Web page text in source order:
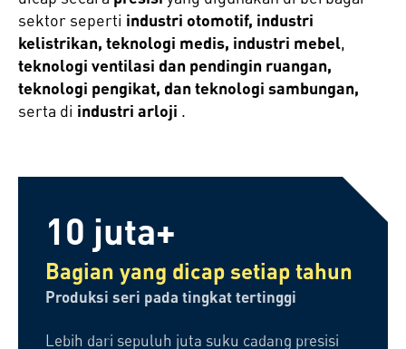
sektor seperti industri otomotif, industri
kelistrikan, teknologi medis, industri mebel,
teknologi ventilasi dan pendingin ruangan,
teknologi pengikat, dan teknologi sambungan,
serta di industri arloji .
10 juta+
Bagian yang dicap setiap tahun
Produksi seri pada tingkat tertinggi
Lebih dari sepuluh juta suku cadang presisi